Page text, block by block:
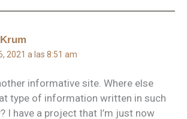
2021 a las 8:51 am
informative site. Where else
type of information written in such
I have a project that I’m just now